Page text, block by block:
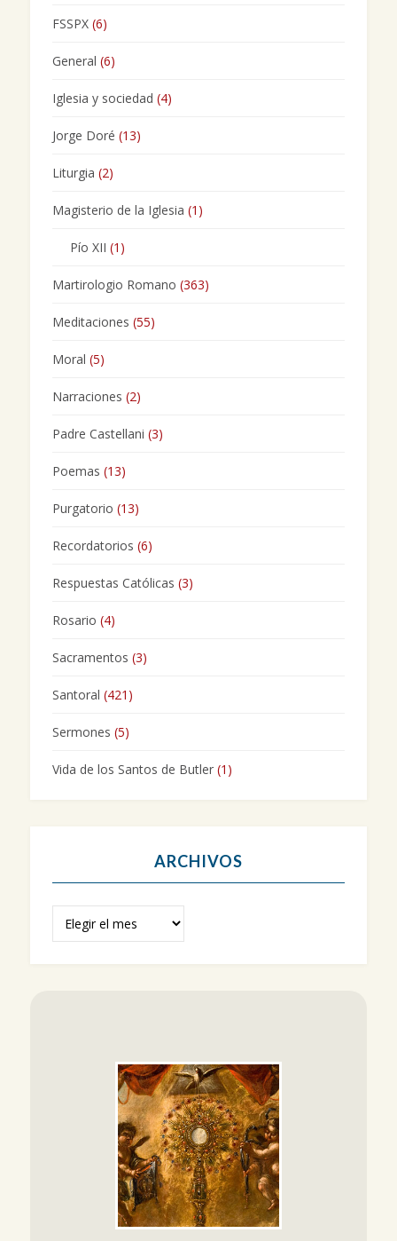
FSSPX(6)
General (6)
Iglesia y sociedad (4)
Jorge Doré (13)
Liturgia (2)
Magisterio de la Iglesia (1)
Pío XII (1)
Martirologio Romano (363)
Meditaciones (55)
Moral (5)
Narraciones (2)
Padre Castellani (3)
Poemas (13)
Purgatorio (13)
Recordatorios (6)
Respuestas Católicas (3)
Rosario (4)
Sacramentos (3)
Santoral (421)
Sermones (5)
Vida de los Santos de Butler(1)
ARCHIVOS